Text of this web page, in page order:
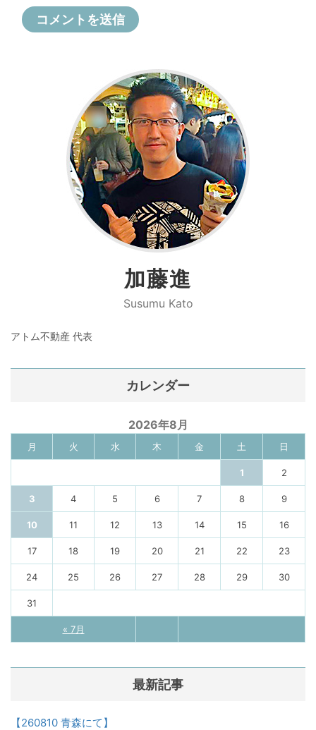
加藤進
Susumu Kato
アトム不動産 代表
カレンダー
2026年8月
月 火 水 木 金 土 日
« 7月
1 2
3 4 5 6 7 8 9
10 11 12 13 14 15 16
17 18 19 20 21 22 23
24 25 26 27 28 29 30
31
最新記事
【260810 青森にて】